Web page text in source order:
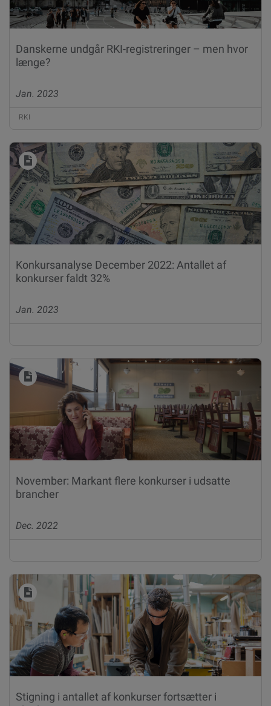
Danskerne undgår RKI-registreringer – men hvor
længe?
Jan. 2023
RKI
Konkursanalyse December 2022: Antallet af
konkurser faldt 32%
Jan. 2023
November: Markant flere konkurser i udsatte
brancher
Dec. 2022
Stigning i antallet af konkurser fortsætter i